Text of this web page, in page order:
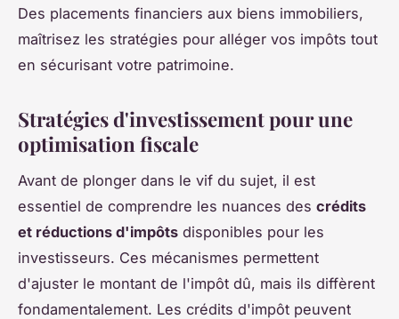
Des placements financiers aux biens immobiliers,
maîtrisez les stratégies pour alléger vos impôts tout
en sécurisant votre patrimoine.
Stratégies d'investissement pour une
optimisation fiscale
Avant de plonger dans le vif du sujet, il est
essentiel de comprendre les nuances des crédits
et réductions d'impôts disponibles pour les
investisseurs. Ces mécanismes permettent
d'ajuster le montant de l'impôt dû, mais ils diffèrent
fondamentalement. Les crédits d'impôt peuvent